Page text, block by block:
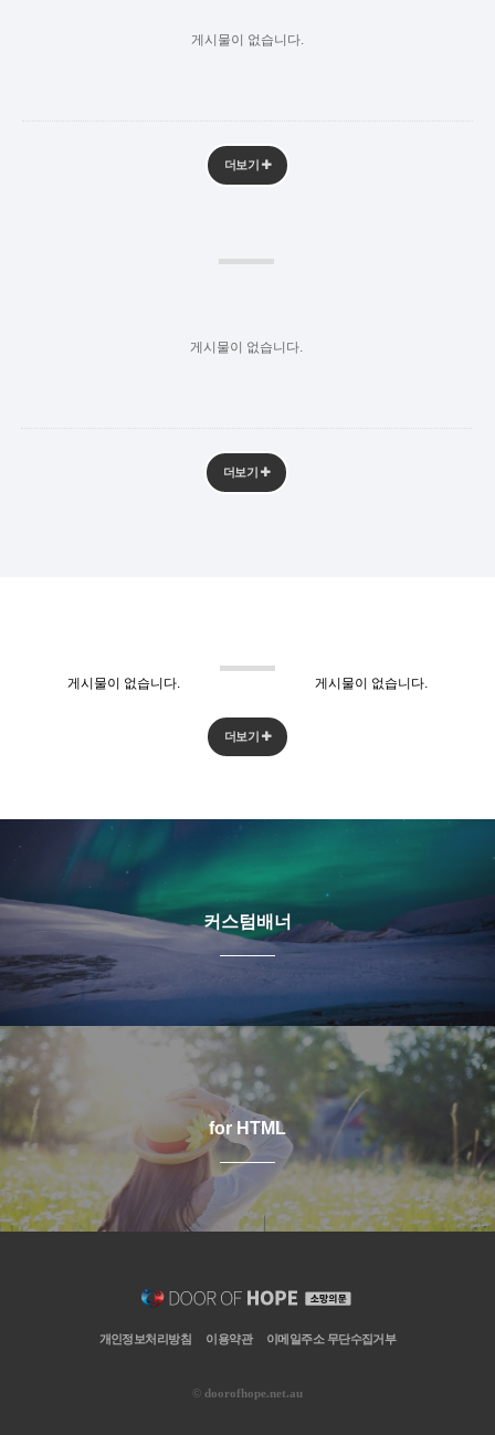
게시물이 없습니다.
더보기
게시물이 없습니다.
더보기
게시물이 없습니다. 게시물이 없습니다.
더보기
커스텀배너
for HTML
개인정보처리방침 이용약관 이메일주소 무단수집거부
© doorofhope.net.au